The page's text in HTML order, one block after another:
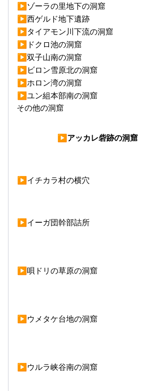
▶ゾーラの里地下の洞窟
▶西ゲルド地下遺跡
▶タイアモン川下流の洞窟
▶ドクロ池の洞窟
▶双子山南の洞窟
▶ビロン雪原北の洞窟
▶ホロン湾の洞窟
▶ユン組本部南の洞窟
その他の洞窟
▶アッカレ砦跡の洞窟
▶イチカラ村の横穴
▶イーガ団幹部詰所
▶唄ドリの草原の洞窟
▶ウメタケ台地の洞窟
▶ウルラ峡谷南の洞窟